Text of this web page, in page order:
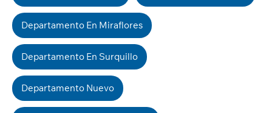
Departamento En Miraflores
Departamento En Surquillo
Departamento Nuevo